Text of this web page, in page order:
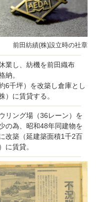
前田紡績(株)設立時の社章
業し、紡機を前田織布
納。
6千坪）を改築し倉庫とし
）に賃貸する。
リング場（36レーン）を
の為、昭和48年同建物を
改築（延建築面積1千2百
に賃貸。